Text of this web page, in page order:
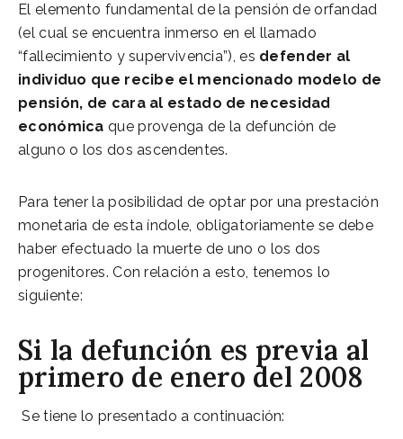
El elemento fundamental de la pensión de orfandad
(el cual se encuentra inmerso en el llamado
“fallecimiento y supervivencia”), es defender al
individuo que recibe el mencionado modelo de
pensión, de cara al estado de necesidad
económica que provenga de la defunción de
alguno o los dos ascendentes.
Para tener la posibilidad de optar por una prestación
monetaria de esta índole, obligatoriamente se debe
haber efectuado la muerte de uno o los dos
progenitores. Con relación a esto, tenemos lo
siguiente:
Si la defunción es previa al
primero de enero del 2008
Se tiene lo presentado a continuación: